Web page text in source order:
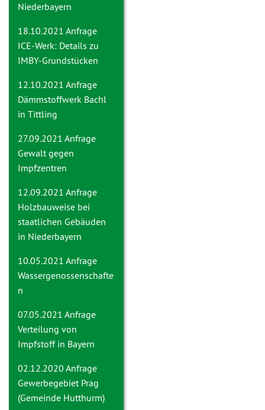
Niederbayern
18.10.2021 Anfrage
ICE-Werk: Details zu
IMBY-Grundstücken
12.10.2021 Anfrage
Dämmstoffwerk Bachl
in Tittling
27.09.2021 Anfrage
Gewalt gegen
Impfzentren
12.09.2021 Anfrage
Holzbauweise bei
staatlichen Gebäuden
in Niederbayern
10.05.2021 Anfrage
Wassergenossenschafte
n
07.05.2021 Anfrage
Verteilung von
Impfstoff in Bayern
02.12.2020 Anfrage
Gewerbegebiet Prag
(Gemeinde Hutthurm)